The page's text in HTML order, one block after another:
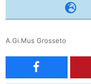
e
A.Gi.Mus Grosseto